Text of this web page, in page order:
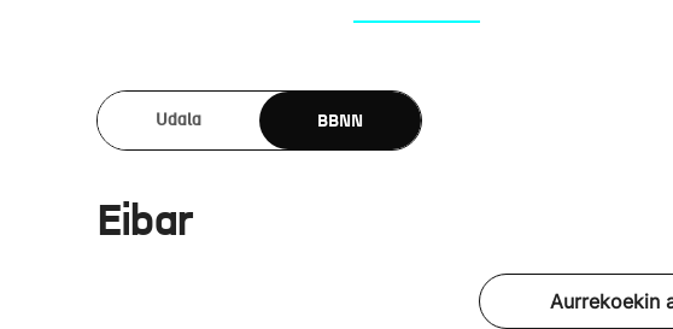
Udala BBNN
Eibar
Aurrekoekin